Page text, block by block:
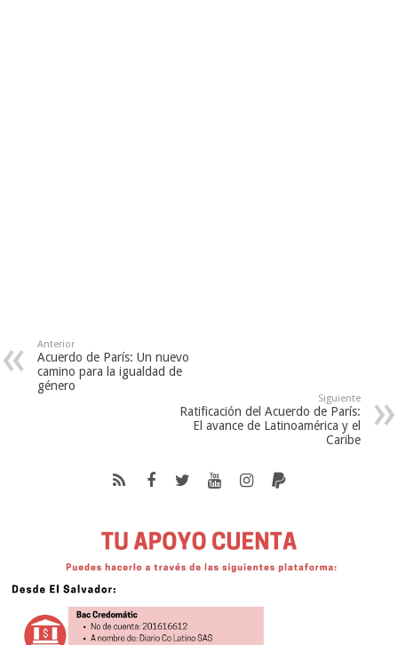
Anterior
Acuerdo de París: Un nuevo
camino para la igualdad de
género
Siguiente
Ratificación del Acuerdo de París:
El avance de Latinoamérica y el
Caribe